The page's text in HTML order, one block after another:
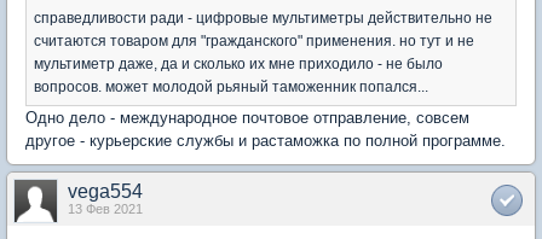
справедливости ради - цифровые мультиметры действительно не
считаются товаром для "гражданского" применения. но тут и не
мультиметр даже, да и сколько их мне приходило - не было
вопросов. может молодой рьяный таможенник попался...
Одно дело - международное почтовое отправление, совсем
другое - курьерские службы и растаможка по полной программе.
vega554
13 Фев 2021